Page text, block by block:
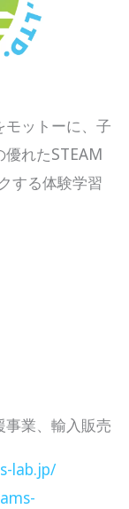
モットーに、子
れたSTEAM
する体験学習
業、輸入販売
lab.jp/